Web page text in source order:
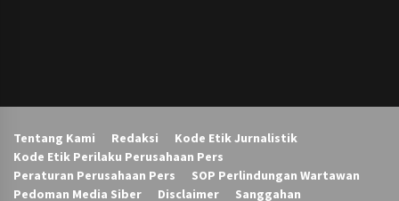
Tentang Kami Redaksi
Kode Etik Jurnalistik
Kode Etik Perilaku Perusahaan Pers
Peraturan Perusahaan Pers
SOP Perlindungan Wartawan
Pedoman Media Siber
Disclaimer Sanggahan